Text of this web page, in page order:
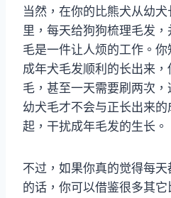
当然，在你的比熊犬从幼
里，每天给狗狗梳理毛发
毛是一件让人烦的工作。
成年犬毛发顺利的长出来，
毛，甚至一天需要刷两次
幼犬毛才不会与正长出来
起，干扰成年毛发的生长。
不过，如果你真的觉得每
的话，你可以借鉴很多其